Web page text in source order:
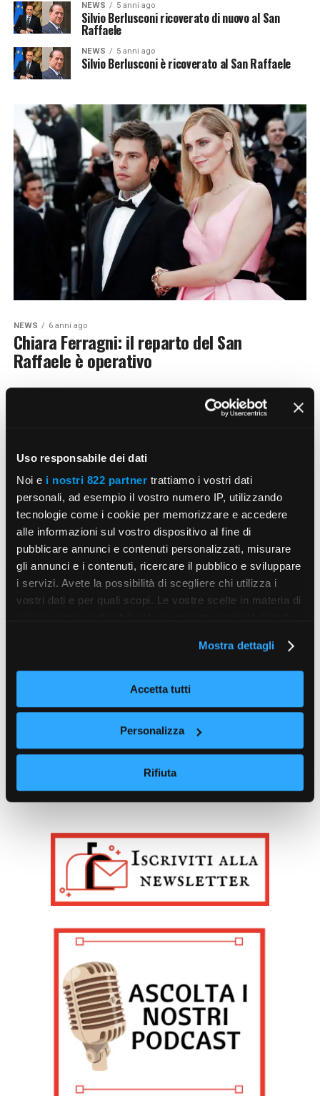
Uso responsabile dei dati
Noi e i nostri 822 partner trattiamo i vostri dati
personali, ad esempio il vostro numero IP, utilizzando
tecnologie come i cookie per memorizzare e accedere
alle informazioni sul vostro dispositivo al fine di
pubblicare annunci e contenuti personalizzati, misurare
gli annunci e i contenuti, ricercare il pubblico e sviluppare
i servizi. Avete la possibilità di scegliere chi utilizza i
vostri dati e per quali scopi. Le vostre scelte in materia di
modificare o revocare il proprio consenso in qualsiasi
momento dalla Dichiarazione sui cookie o facendo clic
sull'icona di attivazione della privacy.
raccogliere informazioni sulla tua posizione
geografica, con un'approssimazione di qualche
Identificare il tuo dispositivo, scansionandolo
Approfondisci come vengono elaborati i tuoi dati personali
e imposta le tue preferenze nellasezione dettagli
modificare o ritirare il tuo consenso in qualsiasi momento
dalla Dichiarazione sui cookie.
Noi e i nostri partner trattiamo i tuoi dati personali, ad
esempio il tuo indirizzo IP, utilizzando tecnologie quali i
cookie e/o altri strumenti di tracciamento, per
memorizzare e accedere alle informazioni sul tuo
dispositivo. Ciò è finalizzato a pubblicare annunci e
contenuti personalizzati, valutare pubblicità e contenuti,
analizzare gli utenti e sviluppare il prodotto. Puoi
scegliere chi utilizza i tuoi dati e per quali scopi.
Approfondisci come vengono elaborati i tuoi dati personali
e imposta le tue preferenze nella sezione dettagli. Puoi
Mostra dettagli
Accetta tutti
Personalizza
Rifiuta
NEWS 5 anni ago
Silvio Berlusconi ricoverato di nuovo al San
Raffaele
NEWS 5 anni ago
Silvio Berlusconi è ricoverato al San Raffaele
NEWS 6 anni ago
Chiara Ferragni: il reparto del San
Raffaele è operativo